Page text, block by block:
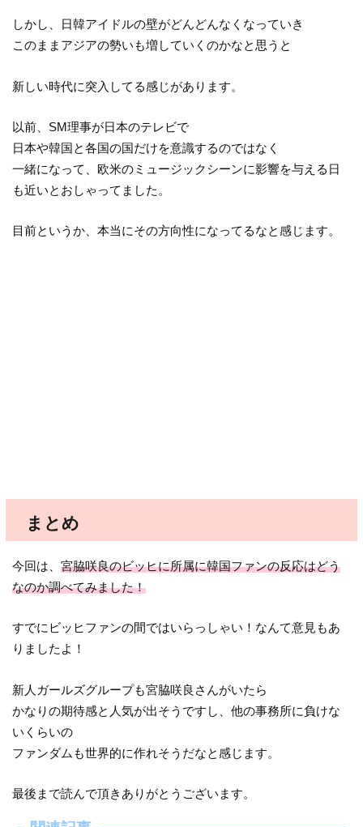
しかし、日韓アイドルの壁がどんどんなくなっていき
このままアジアの勢いも増していくのかなと思うと
新しい時代に突入してる感じがあります。
以前、SM理事が日本のテレビで
日本や韓国と各国の国だけを意識するのではなく
一緒になって、欧米のミュージックシーンに影響を与える日
も近いとおしゃってました。
目前というか、本当にその方向性になってるなと感じます。
まとめ
今回は、宮脇咲良のビッヒに所属に韓国ファンの反応はどう
なのか調べてみました！
すでにビッヒファンの間ではいらっしゃい！なんて意見もあ
りましたよ！
新人ガールズグループも宮脇咲良さんがいたら
かなりの期待感と人気が出そうですし、他の事務所に負けな
いくらいの
ファンダムも世界的に作れそうだなと感じます。
最後まで読んで頂きありがとうございます。